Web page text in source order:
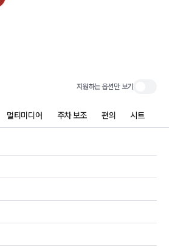
지원하는 옵션만 보기
멀티미디어 주차 보조 편의 시트